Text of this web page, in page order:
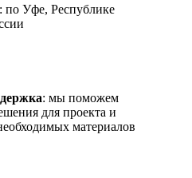
: по Уфе, Республике
: мы поможем
для проекта и
материалов